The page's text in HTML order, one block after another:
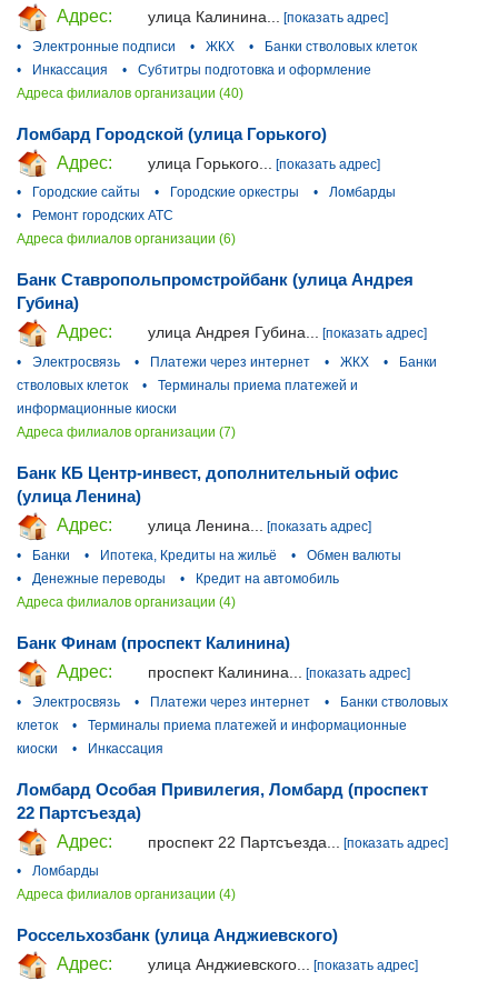
Адрес:
улица Калинина...
[показать адрес]
•
Электронные подписи • ЖКХ •
Банки стволовых клеток
•
Инкассация •
Субтитры подготовка и оформление
Адреса филиалов организации (40)
Ломбард Городской (улица Горького)
Адрес:
улица Горького...
[показать адрес]
•
Городские сайты • Городские оркестры •
Ломбарды
•
Ремонт городских АТС
Адреса филиалов организации (6)
Банк Ставропольпромстройбанк (улица Андрея
Губина)
Адрес:
улица Андрея Губина... [показать адрес]
•
Электросвязь • Платежи через интернет • ЖКХ •
Банки
стволовых клеток
•
Терминалы приема платежей и
информационные киоски
Адреса филиалов организации (7)
Банк КБ Центр-инвест, дополнительный офис
(улица Ленина)
Адрес:
улица Ленина...
[показать адрес]
•
Банки • Ипотека, Кредиты на жильё •
Обмен валюты
•
Денежные переводы •
Кредит на автомобиль
Адреса филиалов организации (4)
Банк Финам (проспект Калинина)
Адрес:
проспект Калинина...
[показать адрес]
•
Электросвязь • Платежи через интернет •
Банки стволовых
клеток
•
Терминалы приема платежей и информационные
киоски
• Инкассация
Ломбард Особая Привилегия, Ломбард (проспект
22 Партсъезда)
Адрес:
проспект 22 Партсъезда...
[показать адрес]
•
Ломбарды
Адреса филиалов организации (4)
Россельхозбанк (улица Анджиевского)
Адрес:
улица Анджиевского... [показать адрес]